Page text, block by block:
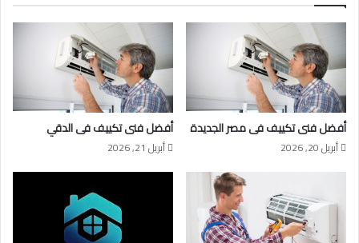
أفضل فنى تكييف فى مصر الجديدة
أبريل 20, 2026
أفضل فنى تكييف فى الدقي
أبريل 21, 2026